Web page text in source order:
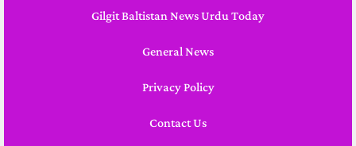
Gilgit Baltistan News Urdu Today
General News
Privacy Policy
Contact Us